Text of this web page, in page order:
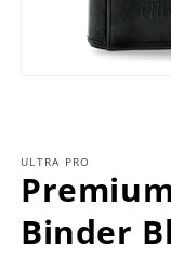
ULTRA PRO
Binder